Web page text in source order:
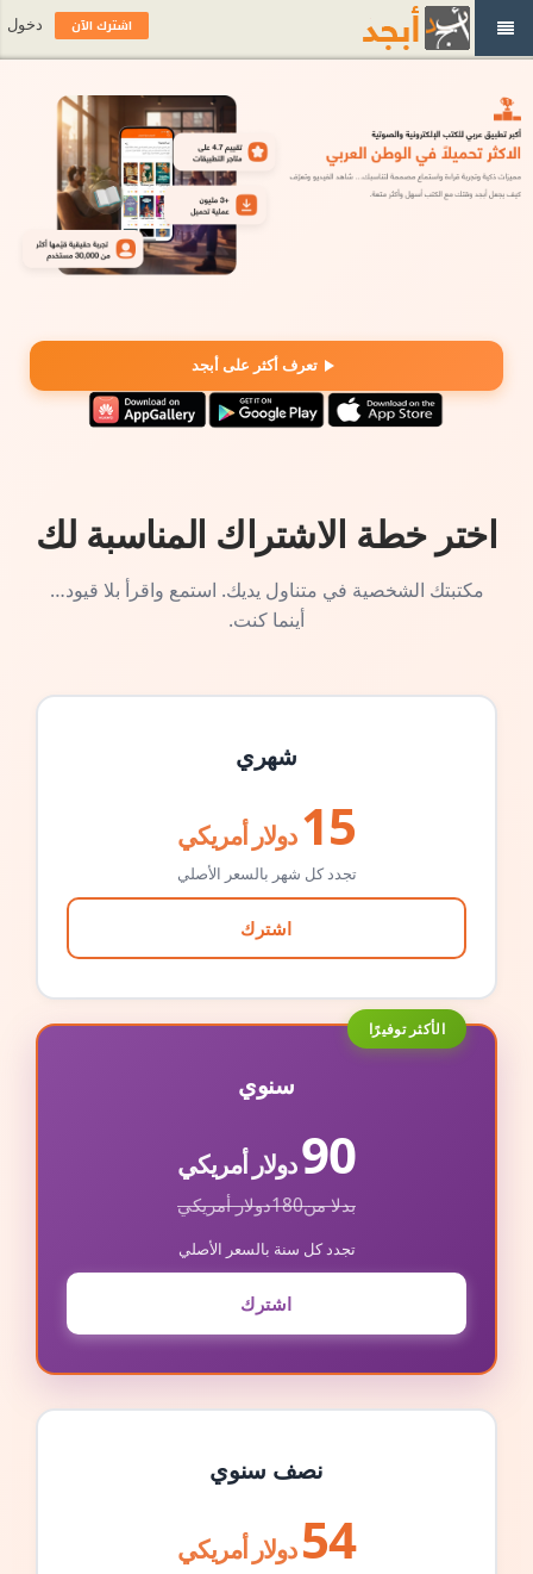
تعرف أكثر على أبجد
اختر خطة الاشتراك المناسبة لك
مكتبتك الشخصية في متناول يديك. استمع واقرأ بلا قيود…
أينما كنت.
شهري
15 دولار أمريكي
تجدد كل شهر بالسعر الأصلي
اشترك
الأكثر توفيرًا
سنوي
90دولار أمريكي
بدلا من180دولار أمريكي
تجدد كل سنة بالسعر الأصلي
اشترك
نصف سنوي
54 دولار أمريكي
اشترك الآن دخول